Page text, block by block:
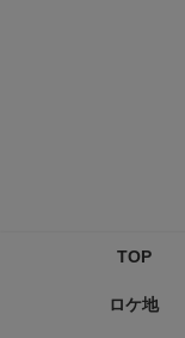
TOP
ロケ地